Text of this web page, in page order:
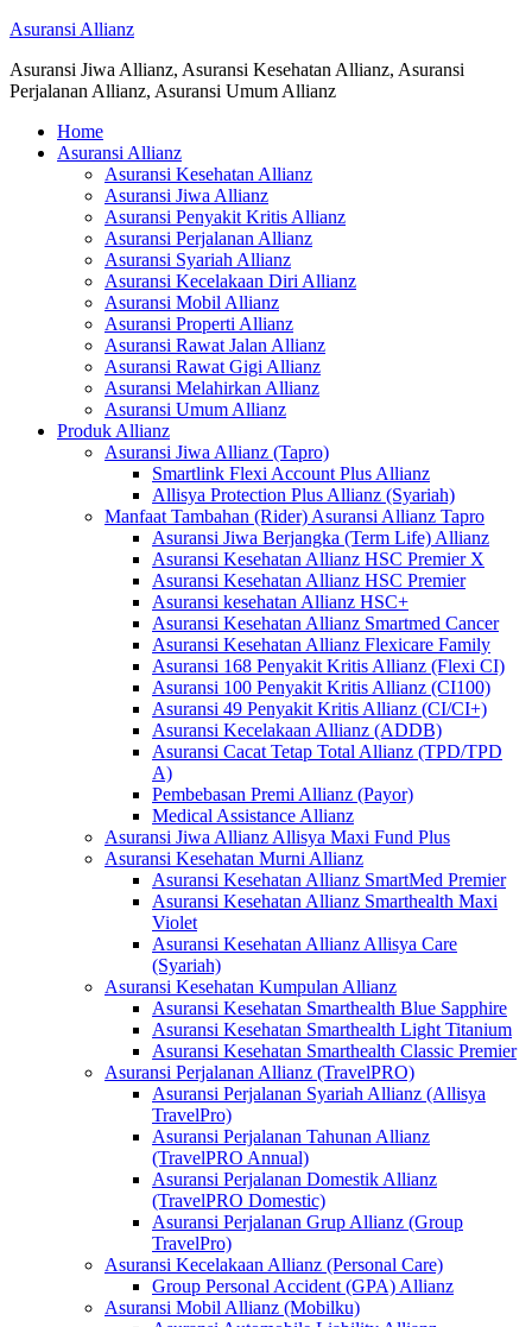
Asuransi Allianz
Asuransi Jiwa Allianz, Asuransi Kesehatan Allianz, Asuransi
Perjalanan Allianz, Asuransi Umum Allianz
Home
Asuransi Allianz
Asuransi Kesehatan Allianz
Asuransi Jiwa Allianz
Asuransi Penyakit Kritis Allianz
Asuransi Perjalanan Allianz
Asuransi Syariah Allianz
Asuransi Kecelakaan Diri Allianz
Asuransi Mobil Allianz
Asuransi Properti Allianz
Asuransi Rawat Jalan Allianz
Asuransi Rawat Gigi Allianz
Asuransi Melahirkan Allianz
Asuransi Umum Allianz
Produk Allianz
Asuransi Jiwa Allianz (Tapro)
Smartlink Flexi Account Plus Allianz
Allisya Protection Plus Allianz (Syariah)
Manfaat Tambahan (Rider) Asuransi Allianz Tapro
Asuransi Jiwa Berjangka (Term Life) Allianz
Asuransi Kesehatan Allianz HSC Premier X
Asuransi Kesehatan Allianz HSC Premier
Asuransi kesehatan Allianz HSC+
Asuransi Kesehatan Allianz Smartmed Cancer
Asuransi Kesehatan Allianz Flexicare Family
Asuransi 168 Penyakit Kritis Allianz (Flexi CI)
Asuransi 100 Penyakit Kritis Allianz (CI100)
Asuransi 49 Penyakit Kritis Allianz (CI/CI+)
Asuransi Kecelakaan Allianz (ADDB)
Asuransi Cacat Tetap Total Allianz (TPD/TPD
A)
Pembebasan Premi Allianz (Payor)
Medical Assistance Allianz
Asuransi Jiwa Allianz Allisya Maxi Fund Plus
Asuransi Kesehatan Murni Allianz
Asuransi Kesehatan Allianz SmartMed Premier
Asuransi Kesehatan Allianz Smarthealth Maxi
Violet
Asuransi Kesehatan Allianz Allisya Care
(Syariah)
Asuransi Kesehatan Kumpulan Allianz
Asuransi Kesehatan Smarthealth Blue Sapphire
Asuransi Kesehatan Smarthealth Light Titanium
Asuransi Kesehatan Smarthealth Classic Premier
Asuransi Perjalanan Allianz (TravelPRO)
Asuransi Perjalanan Syariah Allianz (Allisya
TravelPro)
Asuransi Perjalanan Tahunan Allianz
(TravelPRO Annual)
Asuransi Perjalanan Domestik Allianz
(TravelPRO Domestic)
Asuransi Perjalanan Grup Allianz (Group
TravelPro)
Asuransi Kecelakaan Allianz (Personal Care)
Group Personal Accident (GPA) Allianz
Asuransi Mobil Allianz (Mobilku)